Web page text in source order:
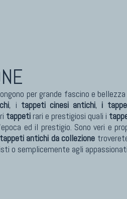
per grande fascino e
, i tappeti cinesi antichi, i
tappeti rari e prestigiosi quali i
ed il prestigio. Sono veri e
tappeti antichi da collezione
o semplicemente agli